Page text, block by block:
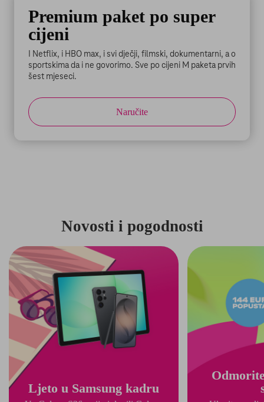
Premium paket po super
cijeni
I Netflix, i HBO max, i svi dječji, filmski, dokumentarni, a o
sportskima da i ne govorimo. Sve po cijeni M paketa prvih
šest mjeseci.
Naručite
Novosti i pogodnosti
Ljeto u Samsung kadru